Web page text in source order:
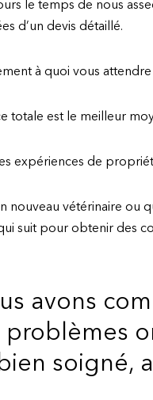
le temps de nous
d’un devis détaillé.
à quoi vous attendre
totale est le meilleur
expériences de
nouveau vétérinaire
suit pour obtenir des
avons
problèmes
soigné,